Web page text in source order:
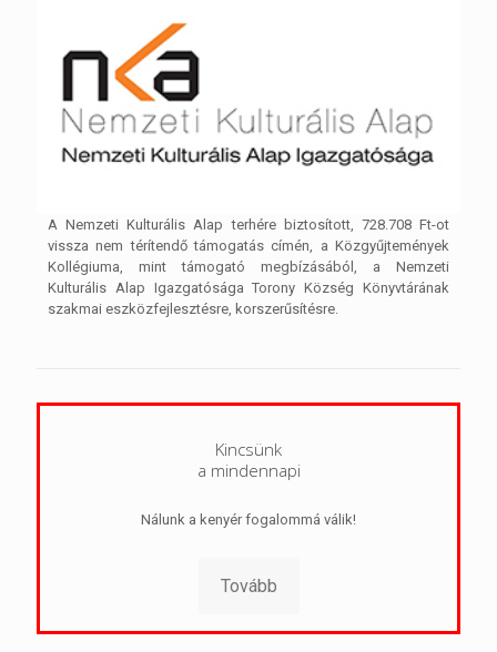
A Nemzeti Kulturális Alap terhére biztosított, 728.708 Ft-ot
vissza nem térítendő támogatás címén, a Közgyűjtemények
Kollégiuma, mint támogató megbízásából, a Nemzeti
Kulturális Alap Igazgatósága Torony Község Könyvtárának
szakmai eszközfejlesztésre, korszerűsítésre.
Kincsünk
a mindennapi
Nálunk a kenyér fogalommá válik!
Tovább